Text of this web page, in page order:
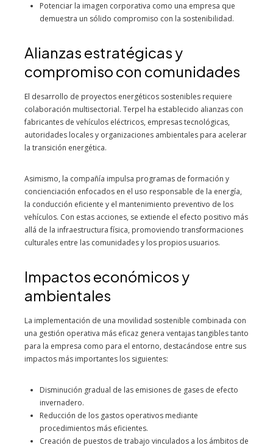
Potenciar la imagen corporativa como una empresa que
demuestra un sólido compromiso con la sostenibilidad.
Alianzas estratégicas y
compromiso con comunidades
El desarrollo de proyectos energéticos sostenibles requiere
colaboración multisectorial. Terpel ha establecido alianzas con
fabricantes de vehículos eléctricos, empresas tecnológicas,
autoridades locales y organizaciones ambientales para acelerar
la transición energética.
Asimismo, la compañía impulsa programas de formación y
concienciación enfocados en el uso responsable de la energía,
la conducción eficiente y el mantenimiento preventivo de los
vehículos. Con estas acciones, se extiende el efecto positivo más
allá de la infraestructura física, promoviendo transformaciones
culturales entre las comunidades y los propios usuarios.
Impactos económicos y
ambientales
La implementación de una movilidad sostenible combinada con
una gestión operativa más eficaz genera ventajas tangibles tanto
para la empresa como para el entorno, destacándose entre sus
impactos más importantes los siguientes:
Disminución gradual de las emisiones de gases de efecto
invernadero.
Reducción de los gastos operativos mediante
procedimientos más eficientes.
Creación de puestos de trabajo vinculados a los ámbitos de